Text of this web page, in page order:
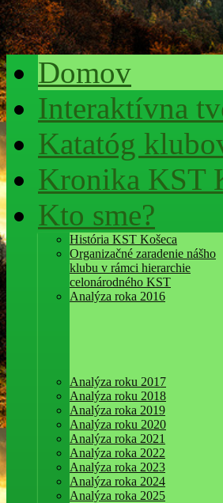
Domov
Interaktívna
Katatóg
Kronika KST
Kto sme?
História KST Košeca
Organizačné zaradenie nášho
klubu v rámci hierarchie
celonárodného KST
Analýza roka 2016
Analýza roku 2017
Analýza roku 2018
Analýza roka 2019
Analýza roku 2020
Analýza roka 2021
Analýza roka 2022
Analýza roka 2023
Analýza roka 2024
Analýza roka 2025